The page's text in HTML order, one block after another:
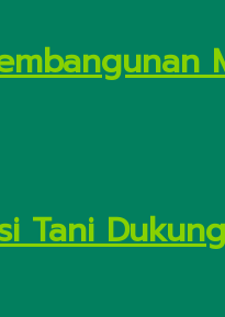
Tani